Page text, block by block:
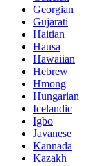
Georgian
Gujarati
Haitian
Hausa
Hawaiian
Hebrew
Hmong
Hungarian
Icelandic
Igbo
Javanese
Kannada
Kazakh